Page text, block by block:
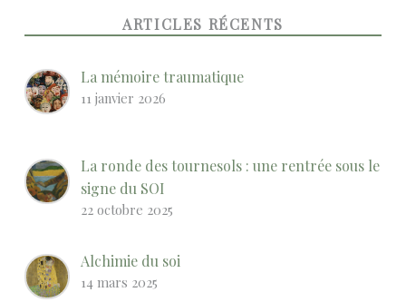
ARTICLES RÉCENTS
La mémoire traumatique
11 janvier 2026
La ronde des tournesols : une rentrée sous le
signe du SOI
22 octobre 2025
Alchimie du soi
14 mars 2025